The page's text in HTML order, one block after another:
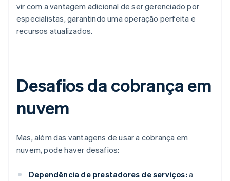
vir com a vantagem adicional de ser gerenciado por
especialistas, garantindo uma operação perfeita e
recursos atualizados.
Desafios da cobrança em
nuvem
Mas, além das vantagens de usar a cobrança em
nuvem, pode haver desafios:
Dependência de prestadores de serviços: a